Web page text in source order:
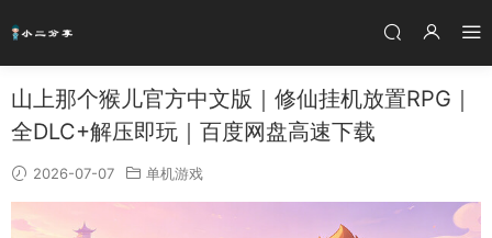
山上那个猴儿官方中文版｜修仙挂机放置RPG｜
全DLC+解压即玩｜百度网盘高速下载
2026-07-07 单机游戏